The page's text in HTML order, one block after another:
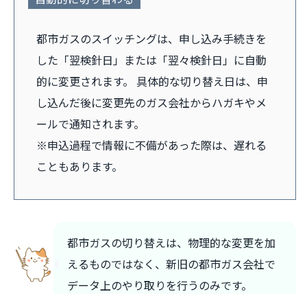
都市ガスのスイッチングは、申し込み手続きを
した「翌検針日」または「翌々検針日」に自動
的に変更されます。 具体的な切り替え日は、申
し込んだ後に変更先のガス会社からハガキやメ
ールで通知されます。
※申込過程で情報に不備があった際は、遅れる
こともあります。
都市ガスの切り替えは、物理的な変更を加
えるものではなく、新旧の都市ガス会社で
データ上のやり取りを行うのみです。